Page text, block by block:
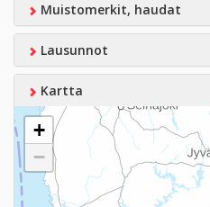
Muistomerkit, haudat
Lausunnot
Kartta
+
−